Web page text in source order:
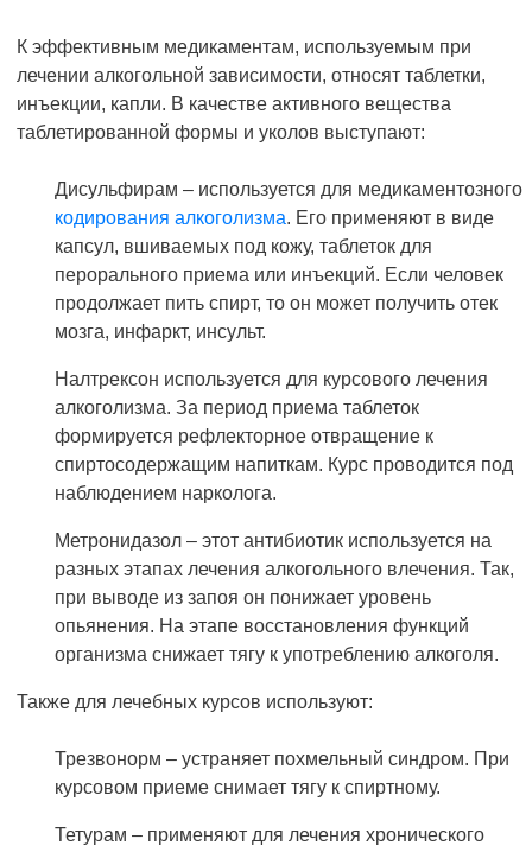
К эффективным медикаментам, используемым при
лечении алкогольной зависимости, относят таблетки,
инъекции, капли. В качестве активного вещества
таблетированной формы и уколов выступают:
Дисульфирам – используется для медикаментозного
кодирования алкоголизма. Его применяют в виде
капсул, вшиваемых под кожу, таблеток для
перорального приема или инъекций. Если человек
продолжает пить спирт, то он может получить отек
мозга, инфаркт, инсульт.
Налтрексон используется для курсового лечения
алкоголизма. За период приема таблеток
формируется рефлекторное отвращение к
спиртосодержащим напиткам. Курс проводится под
наблюдением нарколога.
Метронидазол – этот антибиотик используется на
разных этапах лечения алкогольного влечения. Так,
при выводе из запоя он понижает уровень
опьянения. На этапе восстановления функций
организма снижает тягу к употреблению алкоголя.
Также для лечебных курсов используют:
Трезвонорм – устраняет похмельный синдром. При
курсовом приеме снимает тягу к спиртному.
Тетурам – применяют для лечения хронического